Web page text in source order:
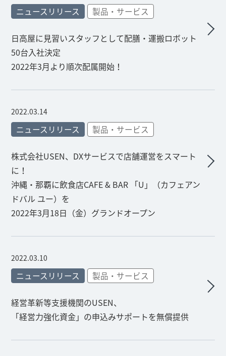
ニュースリリース 製品・サービス
日高屋に見習いスタッフとして配膳・運搬ロボット
50台入社決定
2022年3月より順次配属開始！
2022.03.14
ニュースリリース 製品・サービス
株式会社USEN、DXサービスで店舗運営をスマート
に！
沖縄・那覇に飲食店CAFE & BAR 「U」（カフェアン
ドバル ユー）を
2022年3月18日（金）グランドオープン
2022.03.10
ニュースリリース 製品・サービス
経営革新等支援機関のUSEN、
「経営力強化資金」の申込みサポートを無償提供